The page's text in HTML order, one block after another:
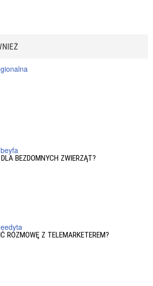
BEZDOMNYCH ZWIERZĄT?
beyfa
ROZMOWĘ Z TELEMARKETEREM?
eedyta